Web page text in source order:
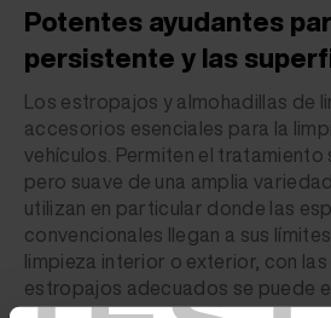
Potentes ayudantes
persistente y las
Los estropajos y almohadillas de
accesorios esenciales para la
vehículos. Permiten el
pero suave de una amplia
utilizan en particular donde las
convencionales llegan a sus
limpieza interior o exterior, con
estropajos adecuados se puede